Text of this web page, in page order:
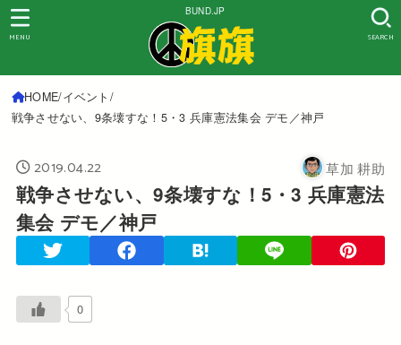
BUND.JP
SEARCH
MENU
HOME イベント
戦争させない、9条壊すな！5・3 兵庫憲法集会 デモ／神戸
2019.04.22 草加 耕助
戦争させない、9条壊すな！5・3 兵庫憲法
集会 デモ／神戸
0